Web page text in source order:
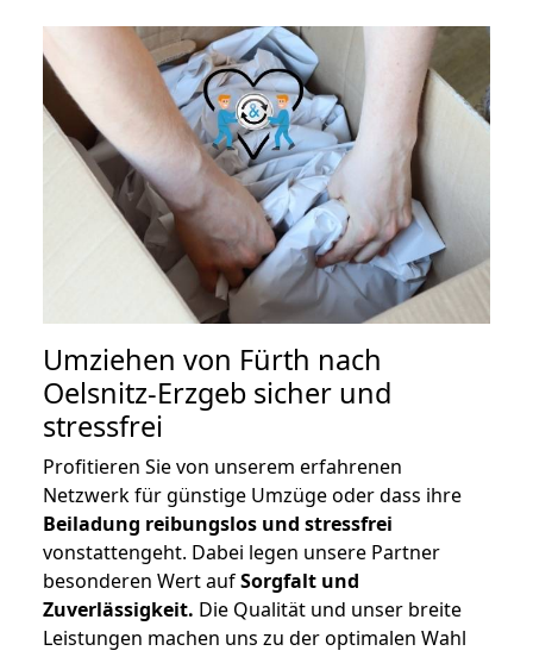
Umziehen von Fürth nach
Oelsnitz-Erzgeb sicher und
stressfrei
Profitieren Sie von unserem erfahrenen
Netzwerk für günstige Umzüge oder dass ihre
Beiladung reibungslos und stressfrei
vonstattengeht. Dabei legen unsere Partner
besonderen Wert aufSorgfalt und
Zuverlässigkeit. Die Qualität und unser breite
Leistungen machen uns zu der optimalen Wahl